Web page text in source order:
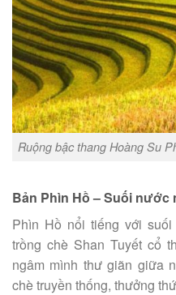
Ruộng bậc thang Hoàng Su
Bản Phìn Hồ – Suối nước
Phìn Hồ nổi tiếng với
trồng chè Shan Tuyết cổ
ngâm mình thư giãn giữa
chè truyền thống, thưởng